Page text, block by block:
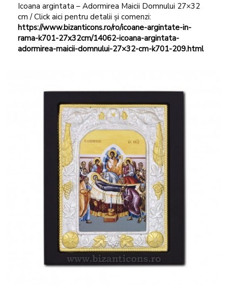
Icoana argintata – Adormirea Maicii Domnului 27×32
cm / Click aici pentru detalii și comenzi:
https://www.bizanticons.ro/ro/icoane-argintate-in-
rama-k701-27x32cm/14062-icoana-argintata-
adormirea-maicii-domnului-27×32-cm-k701-209.html